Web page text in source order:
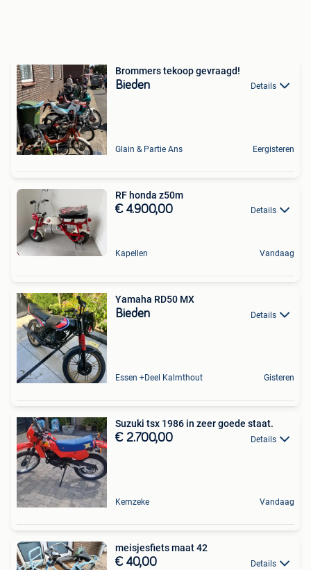
Brommers tekoop gevraagd!
Bieden Details
Glain & Partie Ans Eergisteren
RF honda z50m
€ 4.900,00 Details
Kapellen Vandaag
Yamaha RD50 MX
Bieden Details
Essen +Deel Kalmthout Gisteren
Suzuki tsx 1986 in zeer goede staat.
€ 2.700,00 Details
Kemzeke Vandaag
meisjesfiets maat 42
€ 40,00 Details